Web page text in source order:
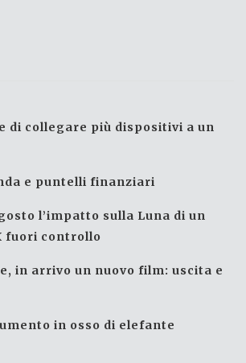
di collegare più dispositivi a un
e puntelli finanziari
l’impatto sulla Luna di un
fuori controllo
in arrivo un nuovo film: uscita e
in osso di elefante